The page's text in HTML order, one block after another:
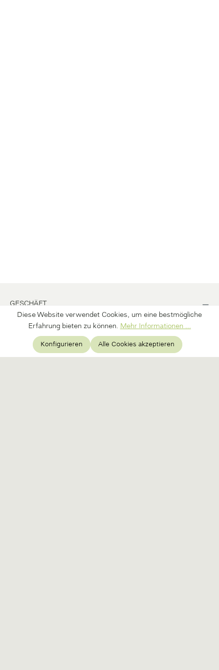
GESCHÄFT
BÜRO
INFORMATION
Diese Website verwendet Cookies, um eine bestmögliche
Erfahrung bieten zu können. Mehr Informationen ...
Konfigurieren Alle Cookies akzeptieren